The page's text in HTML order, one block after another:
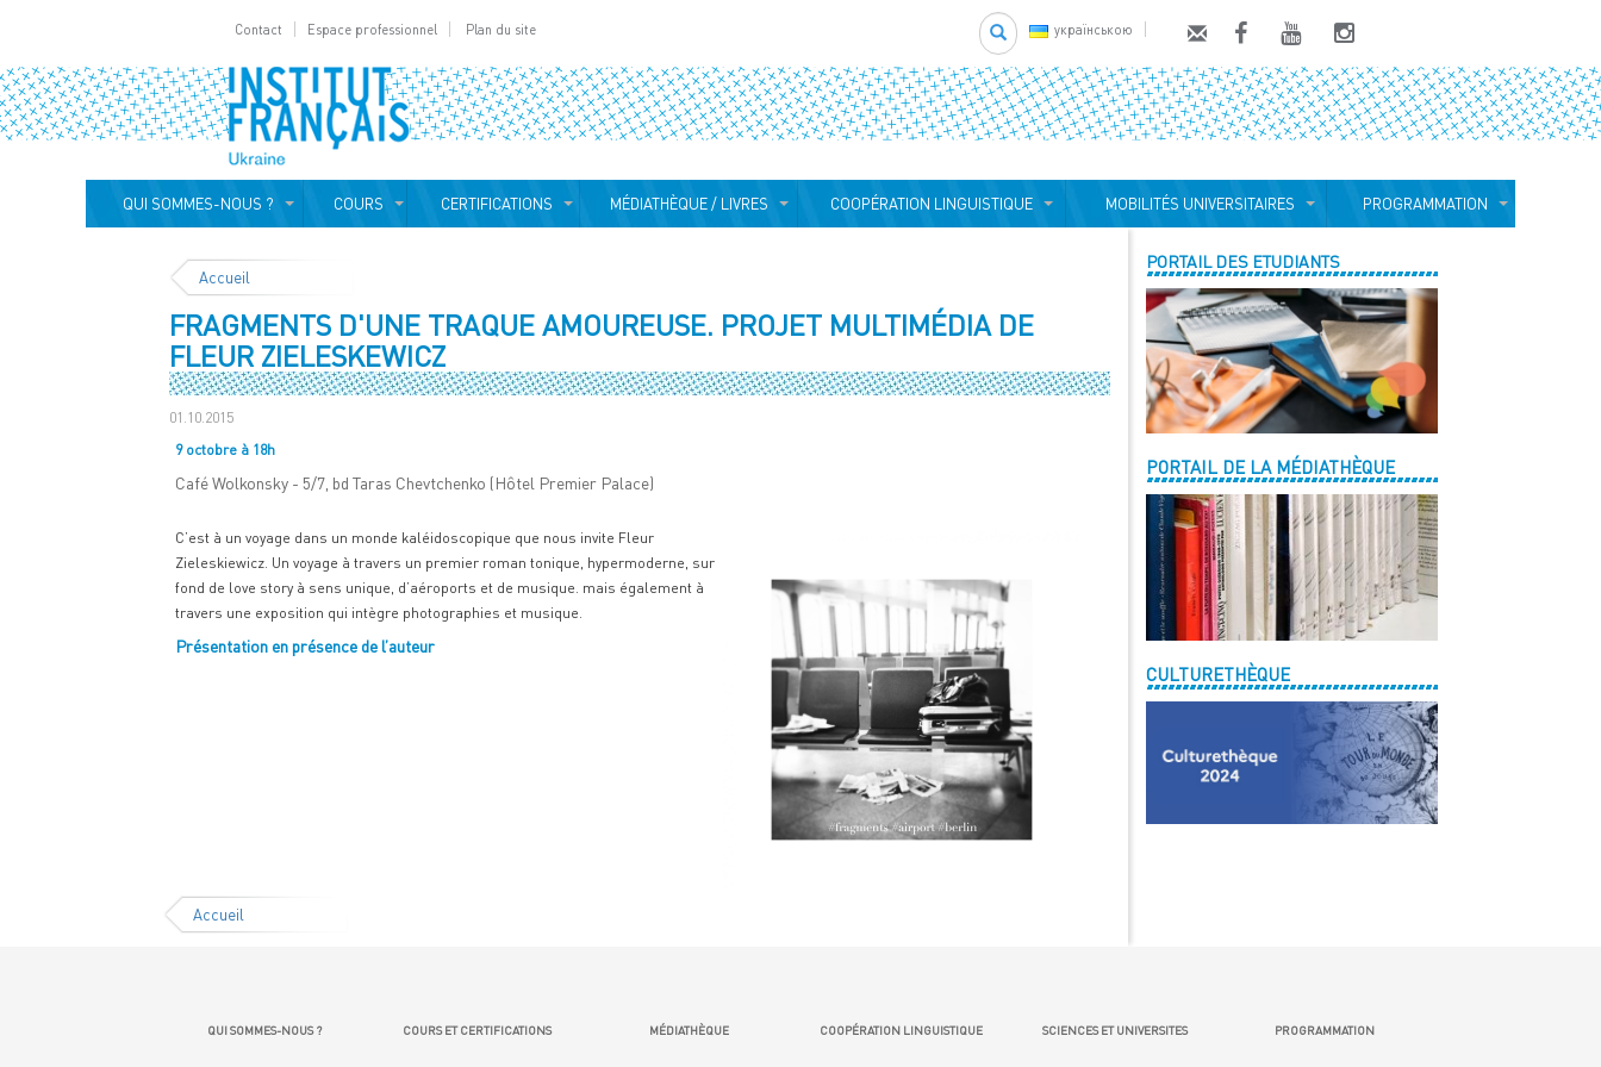
Contact Espace professionnel Plan du site українською
Search
QUI SOMMES-NOUS ? COURS CERTIFICATIONS MÉDIATHÈQUE / LIVRES COOPÉRATION LINGUISTIQUE MOBILITÉS UNIVERSITAIRES PROGRAMMATION
Accueil
FRAGMENTS D'UNE TRAQUE AMOUREUSE. PROJET MULTIMÉDIA DE
FLEUR ZIELESKEWICZ
01.10.2015
9 octobre à 18h
Café Wolkonsky - 5/7, bd Taras Chevtchenko (Hôtel Premier Palace)
C’est à un voyage dans un monde kaléidoscopique que nous invite Fleur
Zieleskiewicz. Un voyage à travers un premier roman tonique, hypermoderne, sur
fond de love story à sens unique, d’aéroports et de musique. mais également à
travers une exposition qui intègre photographies et musique.
Présentation en présence de l’auteur
Accueil
PORTAIL DES ETUDIANTS
PORTAIL DE LA MÉDIATHÈQUE
CULTURETHÈQUE
QUI SOMMES-NOUS ? COURS ET CERTIFICATIONS MÉDIATHÈQUE COOPÉRATION LINGUISTIQUE SCIENCES ET UNIVERSITES PROGRAMMATION